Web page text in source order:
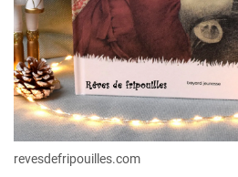
revesdefripouilles.com